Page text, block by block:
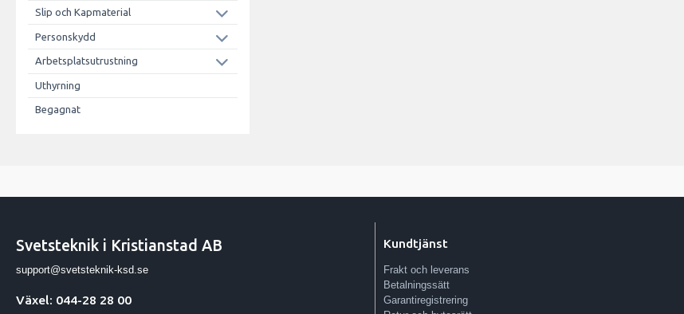
Slip och Kapmaterial
Personskydd
Arbetsplatsutrustning
Uthyrning
Begagnat
Svetsteknik i Kristianstad AB
support@svetsteknik-ksd.se
Växel: 044-28 28 00
Kundtjänst
Frakt och leverans
Betalningssätt
Garantiregistrering